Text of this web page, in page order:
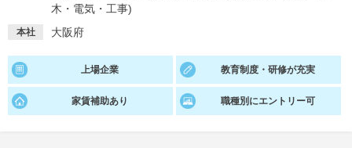
就活ノウハウ・サポート
就活支援
就活ノウハウが満載！
就活コラム
お役立ち記事・相談室など
木・電気・工事)
本社 大阪府
上場企業 教育制度・研修が充実
家賃補助あり 職種別にエントリー可